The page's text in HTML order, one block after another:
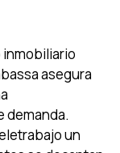
inmobiliario
asegura
demanda.
un